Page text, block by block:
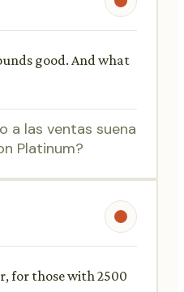
good. And what
a las ventas suena
Platinum?
for those with 2500